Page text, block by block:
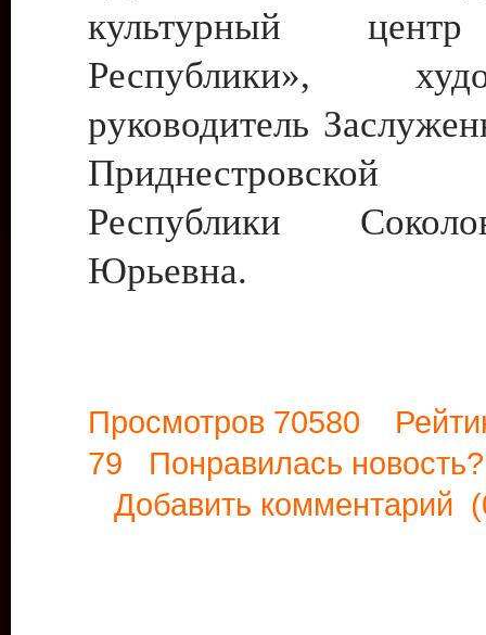
культурный
Республики»,
руководитель
Приднестровской
Республики
Юрьевна.
Просмотров 70580
79 Понравилась
Добавить комментарий